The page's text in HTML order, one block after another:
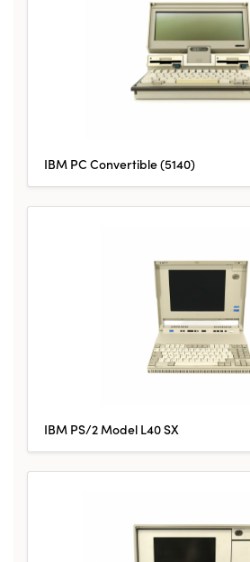
IBM PC Convertible (5140)
IBM PS/2 Model L40 SX